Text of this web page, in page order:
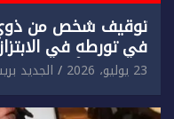
توقيف شخص من ذوي
في تورطه في
حق سائح أجنبي.
23 يوليو، 2026 الجديد